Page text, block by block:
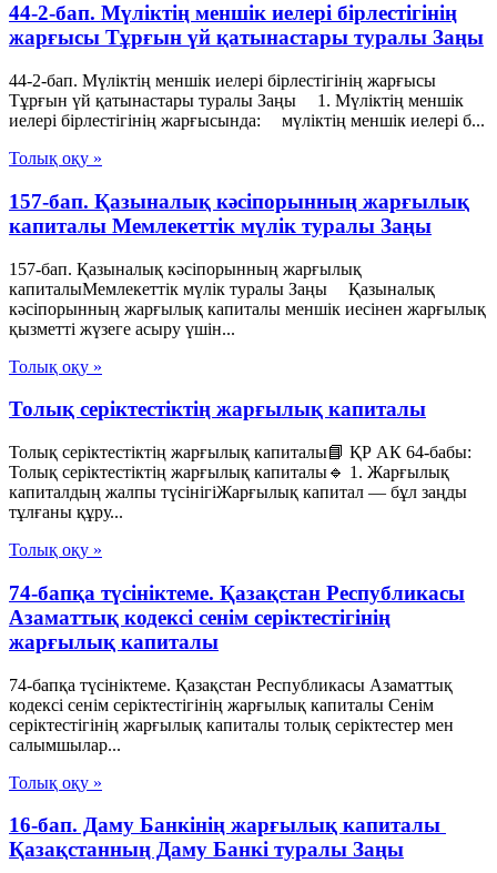
44-2-бап. Мүліктің меншік иелері бірлестігінің
жарғысы Тұрғын үй қатынастары туралы Заңы
44-2-бап. Мүліктің меншік иелері бірлестігінің жарғысы
Тұрғын үй қатынастары туралы Заңы 1. Мүліктің меншік
иелері бірлестігінің жарғысында: мүліктің меншік иелері б...
Толық оқу »
157-бап. Қазыналық кәсіпорынның жарғылық
капиталы Мемлекеттік мүлік туралы Заңы
157-бап. Қазыналық кәсіпорынның жарғылық
капиталыМемлекеттік мүлік туралы Заңы Қазыналық
кәсіпорынның жарғылық капиталы меншік иесінен жарғылық
қызметті жүзеге асыру үшін...
Толық оқу »
Толық серіктестіктің жарғылық капиталы
Толық серіктестіктің жарғылық капиталы📘 ҚР АК 64-бабы:
Толық серіктестіктің жарғылық капиталы🔹 1. Жарғылық
капиталдың жалпы түсінігіЖарғылық капитал — бұл заңды
тұлғаны құру...
Толық оқу »
74-бапқа түсініктеме. Қазақстан Республикасы
Азаматтық кодексі сенім серіктестігінің
жарғылық капиталы
74-бапқа түсініктеме. Қазақстан Республикасы Азаматтық
кодексі сенім серіктестігінің жарғылық капиталы Сенім
серіктестігінің жарғылық капиталы толық серіктестер мен
салымшылар...
Толық оқу »
16-бап. Даму Банкiнiң жарғылық капиталы
Қазақстанның Даму Банкі туралы Заңы